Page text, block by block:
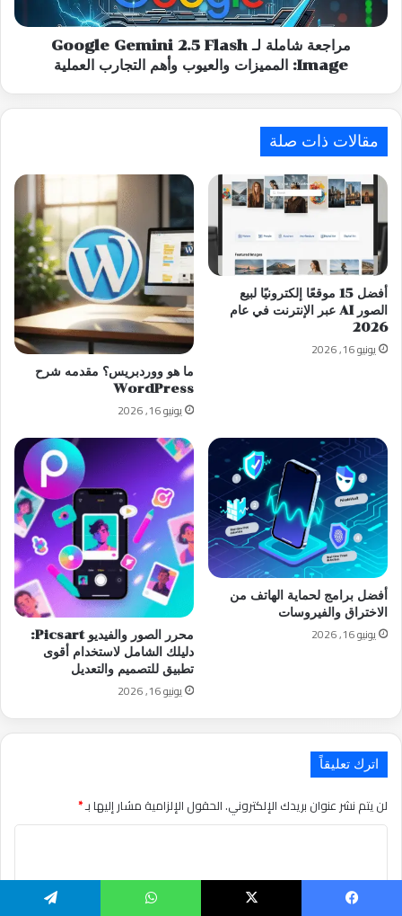
المميزات
والعيوب
مراجعة شاملة لـ Google Gemini 2.5 Flash
Image: المميزات والعيوب وأهم التجارب العملية
مقالات ذات صلة
أفضل 15 موقعًا إلكترونيًا لبيع
الصور AI عبر الإنترنت في عام
2026
يونيو 16, 2026
ما هو ووردبريس؟ مقدمه شرح
WordPress
يونيو 16, 2026
أفضل برامج لحماية الهاتف من
الاختراق والفيروسات
يونيو 16, 2026
محرر الصور والفيديو Picsart:
دليلك الشامل لاستخدام أقوى
تطبيق للتصميم والتعديل
يونيو 16, 2026
اترك تعليقاً
لن يتم نشر عنوان بريدك الإلكتروني.الحقول الإلزامية مشار إليها بـ*